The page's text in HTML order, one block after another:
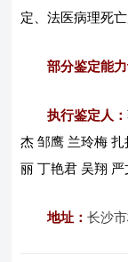
定、法医病理死亡
部分鉴定能
执行鉴定人：
杰 邹鹰 兰玲梅
丽 丁艳君 吴翔
地址：长沙